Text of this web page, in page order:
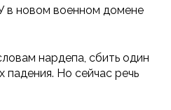
в новом военном домене
нардепа, сбить один
падения. Но сейчас речь